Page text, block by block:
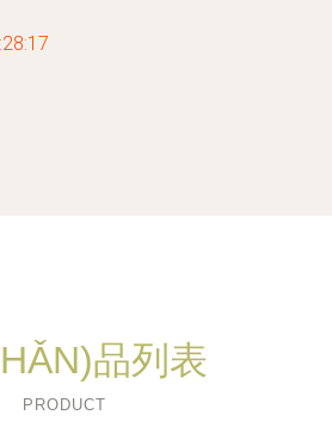
品列表
PRODUCT